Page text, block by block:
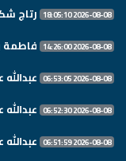
2026-08-08 18:05:10 رتاج
2026-08-08 14:26:00 فاطمة
2026-08-08 06:53:05
2026-08-08 06:52:30
2026-08-08 06:51:59